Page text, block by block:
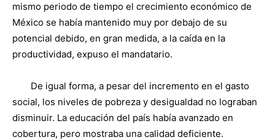
mismo periodo de tiempo el crecimiento económico de
México se había mantenido muy por debajo de su
potencial debido, en gran medida, a la caída en la
productividad, expuso el mandatario.
De igual forma, a pesar del incremento en el gasto
social, los niveles de pobreza y desigualdad no lograban
disminuir. La educación del país había avanzado en
cobertura, pero mostraba una calidad deficiente.